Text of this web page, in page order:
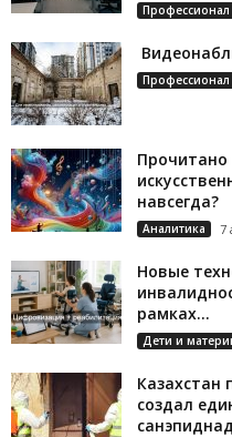
Профессионал
Профессионал
Прочитано
навсегда?
Аналитика 7
Новые
рамках...
Дети и
Казахстан
создал